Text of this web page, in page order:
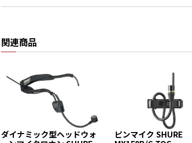
関連商品
ダイナミック型ヘッドウォ ピンマイク SHURE